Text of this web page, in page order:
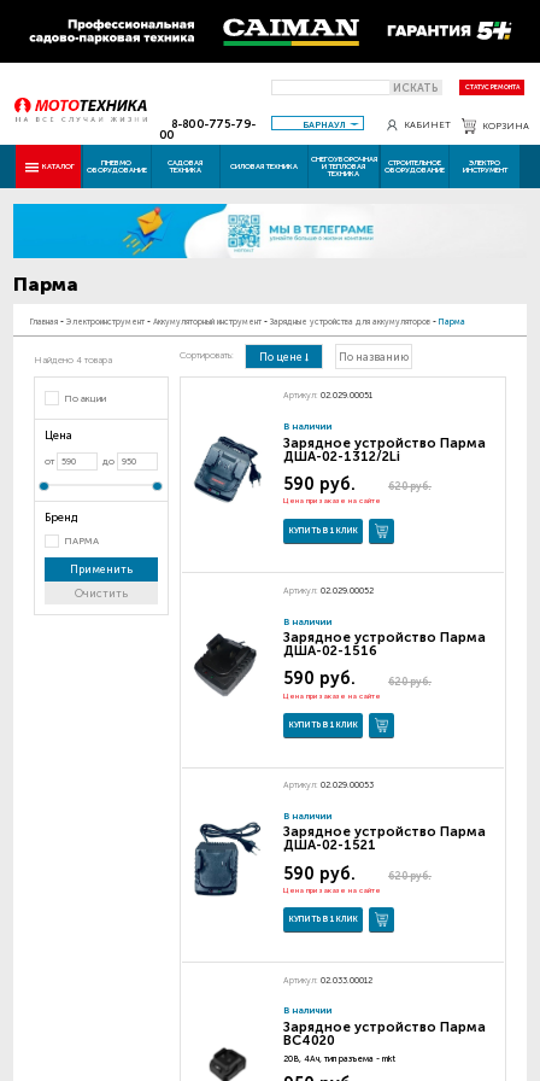
ИСКАТЬ СТАТУС РЕМОНТА
8-800-775-79-
00
БАРНАУЛ КАБИНЕТ КОРЗИНА
КАТАЛОГ ПНЕВМО
ОБОРУДОВАНИЕ
САДОВАЯ
ТЕХНИКА СИЛОВАЯ ТЕХНИКА
СНЕГОУБОРОЧНАЯ
И ТЕПЛОВАЯ
ТЕХНИКА
СТРОИТЕЛЬНОЕ
ОБОРУДОВАНИЕ
ЭЛЕКТРО
ИНСТРУМЕНТ
Парма
Главная - Электроинструмент - Аккумуляторный инструмент - Зарядные устройства для аккумуляторов - Парма
Найдено 4 товара
По акции
Цена
от до
Бренд
ПАРМА
Применить
Очистить
Сортировать: По цене По названию
Артикул: 02.029.00051
В наличии
Зарядное устройство Парма
ДША-02-1312/2Li
620 руб.
590 руб.
Цена при заказе на сайте
КУПИТЬ В 1 КЛИК
Артикул: 02.029.00052
В наличии
Зарядное устройство Парма
ДША-02-1516
620 руб.
590 руб.
Цена при заказе на сайте
КУПИТЬ В 1 КЛИК
Артикул: 02.029.00053
В наличии
Зарядное устройство Парма
ДША-02-1521
620 руб.
590 руб.
Цена при заказе на сайте
КУПИТЬ В 1 КЛИК
Артикул: 02.033.00012
В наличии
Зарядное устройство Парма
BC4020
20В, 4Ач, тип разъема - mkt